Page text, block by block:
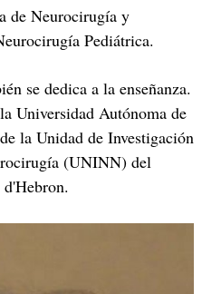
de Neurocirugía y
Pediátrica.
se dedica a la enseñanza.
Universidad Autónoma de
la Unidad de Investigación
(UNINN) del